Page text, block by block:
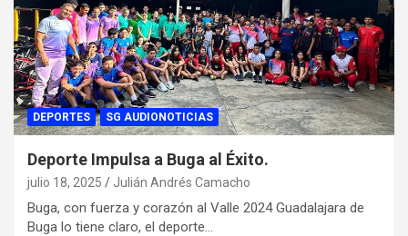
DEPORTES SG AUDIONOTICIAS
Deporte Impulsa a Buga al Éxito.
julio 18, 2025 Julián Andrés Camacho
Buga, con fuerza y corazón al Valle 2024 Guadalajara de
Buga lo tiene claro, el deporte…